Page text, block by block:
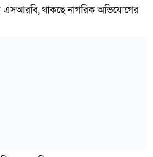
এসআরবি, থাকছে নাগরিক অভিযোগের